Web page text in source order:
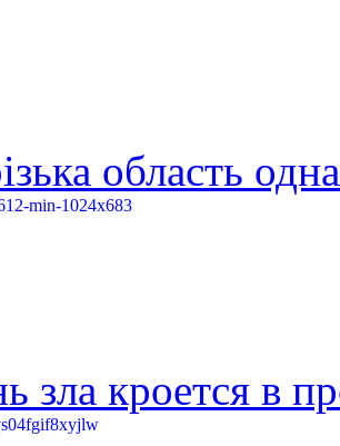
область
зла кроется в